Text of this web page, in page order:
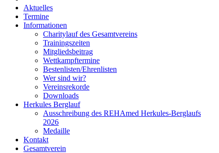
Aktuelles
Termine
Informationen
Charitylauf des Gesamtvereins
Trainingszeiten
Mitgliedsbeitrag
Wettkampftermine
Bestenlisten/Ehrenlisten
Wer sind wir?
Vereinsrekorde
Downloads
Herkules Berglauf
Ausschreibung des REHAmed Herkules-Berglaufs
2026
Medaille
Kontakt
Gesamtverein